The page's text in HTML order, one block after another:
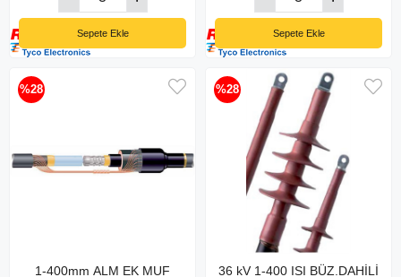
Sepete Ekle Sepete Ekle
1-400mm ALM EK MUF
%28
36 kV 1-400 ISI BÜZ.DAHİLİ
%28